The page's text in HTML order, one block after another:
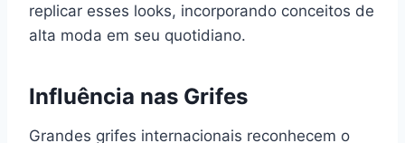
replicar esses looks, incorporando conceitos de
alta moda em seu quotidiano.
Influência nas Grifes
Grandes grifes internacionais reconhecem o